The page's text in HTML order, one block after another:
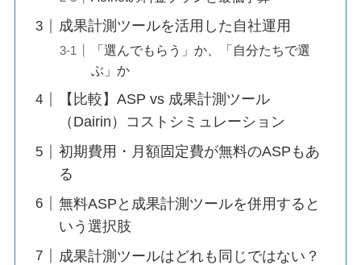
成果計測ツールを活用した自社運用
「選んでもらう」か、「自分たちで選
ぶ」か
【比較】ASP vs 成果計測ツール
（Dairin）コストシミュレーション
初期費用・月額固定費が無料のASPもあ
る
無料ASPと成果計測ツールを併用すると
いう選択肢
成果計測ツールはどれも同じではない？